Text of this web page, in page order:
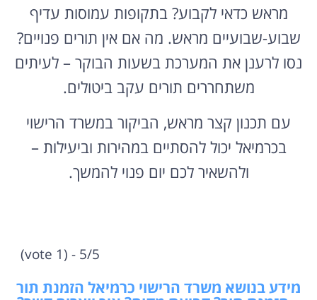
מראש כדאי לקבוע? בתקופות עמוסות עדיף
שבוע-שבועיים מראש. מה אם אין תורים פנויים?
נסו לרענן את המערכת בשעות הבוקר – לעיתים
משתחררים תורים עקב ביטולים.
עם תכנון קצר מראש, הביקור במשרד הרישוי
בכרמיאל יכול להסתיים במהירות וביעילות –
ולהשאיר לכם יום פנוי להמשך.
5/5 - (1 vote)
מידע בנושא משרד הרישוי כרמיאל הזמנת תור